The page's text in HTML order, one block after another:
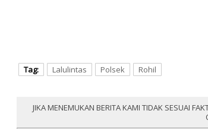
Tag: Lalulintas Polsek Rohil
JIKA MENEMUKAN BERITA KAMI TIDAK SESUAI